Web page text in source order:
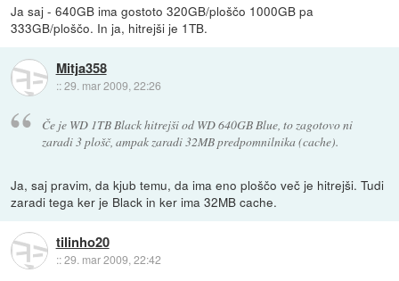
Ja saj - 640GB ima gostoto 320GB/ploščo 1000GB pa
333GB/ploščo. In ja, hitrejši je 1TB.
Mitja358
::29. mar 2009, 22:26
Če je WD 1TB Black hitrejši od WD 640GB Blue, to zagotovo ni
zaradi 3 plošč, ampak zaradi 32MB predpomnilnika (cache).
Ja, saj pravim, da kjub temu, da ima eno ploščo več je hitrejši. Tudi
zaradi tega ker je Black in ker ima 32MB cache.
tilinho20
::29. mar 2009, 22:42